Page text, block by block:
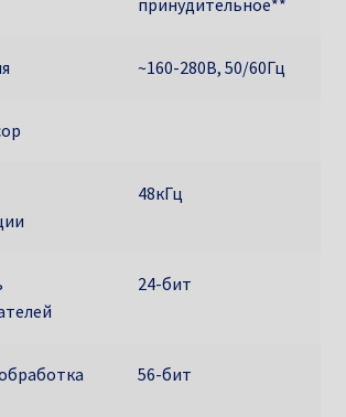
принудительное**
~160-280В, 50/60Гц
48кГц
24-бит
56-бит